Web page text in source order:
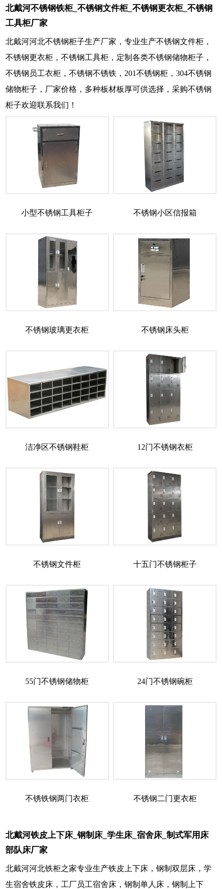
北戴河不锈钢铁柜_不锈钢文件柜_不锈钢更衣柜_不锈钢
工具柜厂家
北戴河河北不锈钢柜子生产厂家，专业生产不锈钢文件柜，
不锈钢更衣柜，不锈钢工具柜，定制各类不锈钢储物柜子，
不锈钢员工衣柜，不锈钢不锈铁，201不锈钢柜，304不锈钢
储物柜子，厂家价格，多种板材板厚可供选择，采购不锈钢
柜子欢迎联系我们！
小型不锈钢工具柜子 不锈钢小区信报箱
不锈钢玻璃更衣柜 不锈钢床头柜
洁净区不锈钢鞋柜 12门不锈钢衣柜
不锈钢文件柜 十五门不锈钢柜子
55门不锈钢储物柜 24门不锈钢碗柜
不锈铁钢两门衣柜 不锈钢二门更衣柜
北戴河铁皮上下床_钢制床_学生床_宿舍床_制式军用床
部队床厂家
北戴河河北铁柜之家专业生产铁皮上下床，钢制双层床，学
生宿舍铁皮床，工厂员工宿舍床，钢制单人床，钢制上下